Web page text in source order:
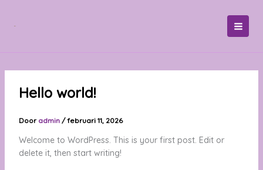
Hello world!
Door admin /februari 11, 2026
Welcome to WordPress. This is your first post. Edit or
delete it, then start writing!